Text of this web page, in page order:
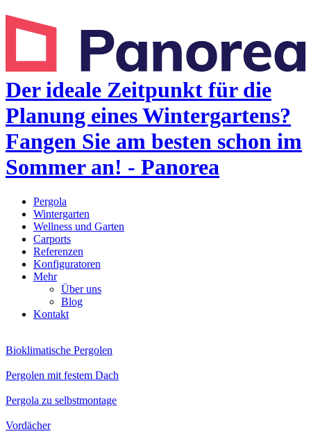
Der ideale Zeitpunkt für die
Planung eines Wintergartens?
Fangen Sie am besten schon im
Sommer an! - Panorea
Pergola
Wintergarten
Wellness und Garten
Carports
Referenzen
Konfiguratoren
Mehr
Über uns
Blog
Kontakt
Bioklimatische Pergolen
Pergolen mit festem Dach
Pergola zu selbstmontage
Vordächer